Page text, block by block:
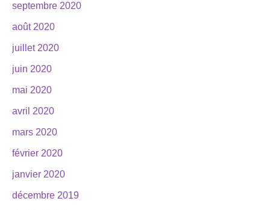
septembre 2020
août 2020
juillet 2020
juin 2020
mai 2020
avril 2020
mars 2020
février 2020
janvier 2020
décembre 2019